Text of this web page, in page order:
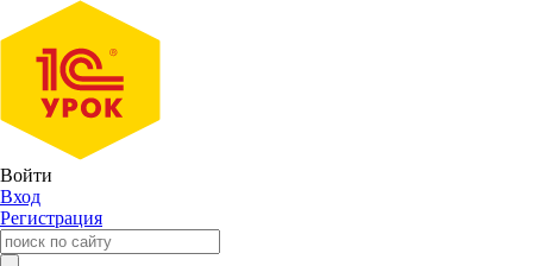
Войти
Вход
Регистрация